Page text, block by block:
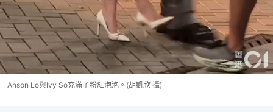
Anson Lo與Ivy So充滿了粉紅泡泡。(胡凱欣 攝)